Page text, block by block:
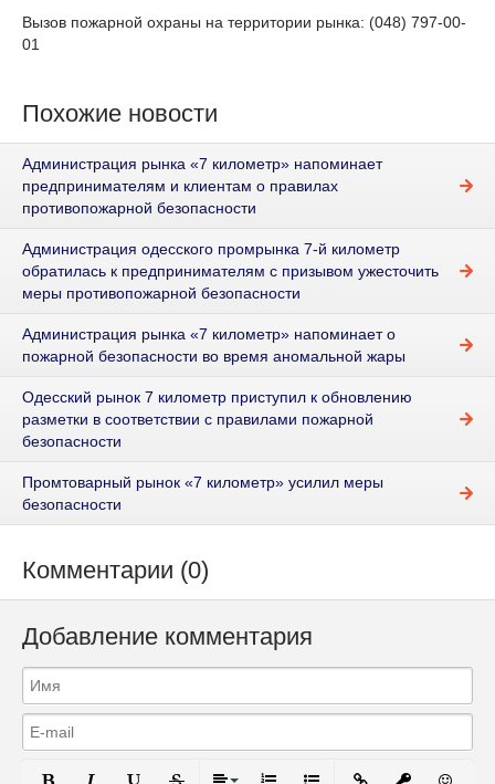
Вызов пожарной охраны на территории рынка: (048) 797-00-
01
Похожие новости
Администрация рынка «7 километр» напоминает
предпринимателям и клиентам о правилах
противопожарной безопасности
Администрация одесского промрынка 7-й километр
обратилась к предпринимателям с призывом ужесточить
меры противопожарной безопасности
Администрация рынка «7 километр» напоминает о
пожарной безопасности во время аномальной жары
Одесский рынок 7 километр приступил к обновлению
разметки в соответствии с правилами пожарной
безопасности
Промтоварный рынок «7 километр» усилил меры
безопасности
Комментарии (0)
Добавление комментария